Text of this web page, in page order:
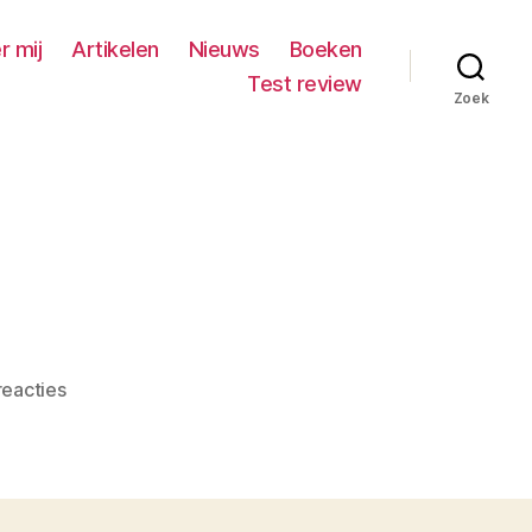
mij Artikelen Nieuws
Boeken
Test review
Zoek
op
2